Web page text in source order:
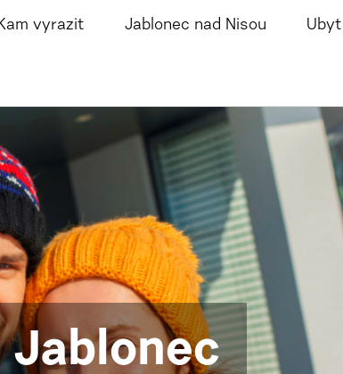
vyrazit Jablonec nad Nisou
Jablonec